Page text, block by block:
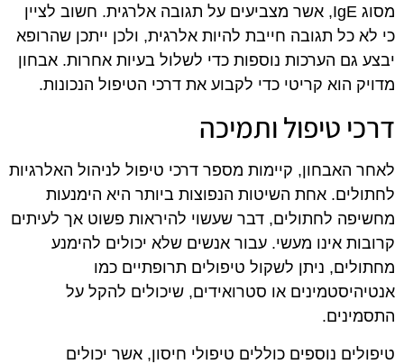
מסוג IgE, אשר מצביעים על תגובה אלרגית. חשוב לציין
כי לא כל תגובה חייבת להיות אלרגית, ולכן ייתכן שהרופא
יבצע גם הערכות נוספות כדי לשלול בעיות אחרות. אבחון
מדויק הוא קריטי כדי לקבוע את דרכי הטיפול הנכונות.
דרכי טיפול ותמיכה
לאחר האבחון, קיימות מספר דרכי טיפול לניהול האלרגיות
לחתולים. אחת השיטות הנפוצות ביותר היא הימנעות
מחשיפה לחתולים, דבר שעשוי להיראות פשוט אך לעיתים
קרובות אינו מעשי. עבור אנשים שלא יכולים להימנע
מחתולים, ניתן לשקול טיפולים תרופתיים כמו
אנטיהיסטמינים או סטרואידים, שיכולים להקל על
התסמינים.
טיפולים נוספים כוללים טיפולי חיסון, אשר יכולים